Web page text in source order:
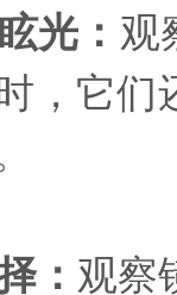
光 ： 观
，它
： 观察